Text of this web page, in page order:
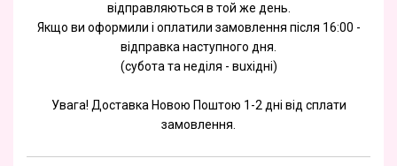
відправляються в той же день.
Якщо ви оформили і оплатили замовлення після 16:00 -
відправка наступного дня.
(субота та недiля - вuхiднi)
Увага! Доставка Новою Поштою 1-2 дні від сплати
замовлення.